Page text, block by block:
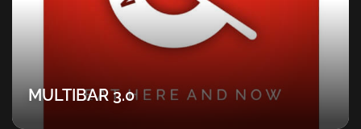
MULTIBAR 3.0